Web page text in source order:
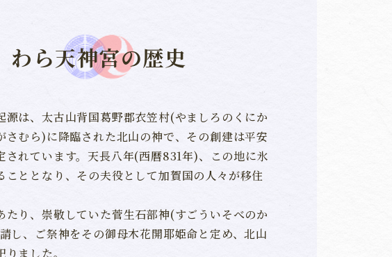
わら天神宮の歴史
源は、太古山背国葛野郡衣笠村(やましろのくにか
さむら)に降臨された北山の神で、その創建は平安
されています。天長八年(西暦831年)、この地に氷
こととなり、その夫役として加賀国の人々が移住
たり、崇敬していた菅生石部神(すごういそべのか
し、ご祭神をその御母木花開耶姫命と定め、北山
ました。